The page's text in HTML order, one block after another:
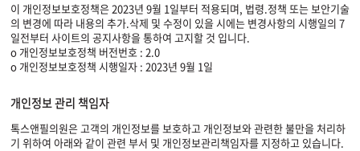
이 개인정보보호정책은 2023년 9월 1일부터 적용되며, 법령.정책 또는 보안기술
의 변경에 따라 내용의 추가.삭제 및 수정이 있을 시에는 변경사항의 시행일의 7
일전부터 사이트의 공지사항을 통하여 고지할 것 입니다.
o 개인정보보호정책 버전번호 : 2.0
o 개인정보보호정책 시행일자 : 2023년 9월 1일
개인정보 관리 책임자
톡스앤필의원은 고객의 개인정보를 보호하고 개인정보와 관련한 불만을 처리하
기 위하여 아래와 같이 관련 부서 및 개인정보관리책임자를 지정하고 있습니다.